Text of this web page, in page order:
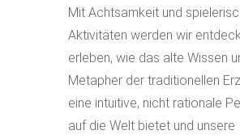
Mit Achtsamkeit und
Aktivitäten werden wir
erleben, wie das alte Wissen
Metapher der traditionellen
eine intuitive, nicht rationale
auf die Welt bietet und unsere